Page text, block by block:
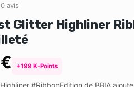
0 avis
Glitter Highliner
+199 K-Points
#RibbonEdition de BBIA